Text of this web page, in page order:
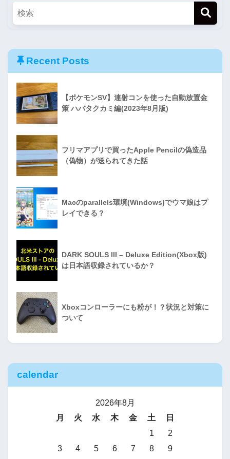
Recent Posts
【ポケモンSV】連射コンを使った自動放置金
策 ハバタクカミ編(2023年8月版)
フリマアプリで買ったApple Pencilの偽造品
（偽物）が送られてきた話
Macのparallels環境(Windows)でウマ娘はプ
レイできる？
DARK SOULS III – Deluxe Edition(Xbox版)
は日本語収録されているか？
Xboxコンローラーにも粉が！？状況と対策に
ついて
calendar
2026年8月
月
火 水 木 金 土
日
1
2
3
4 5 6 7 8
9